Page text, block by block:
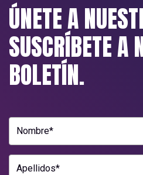
ÚNETE A
SUSCRÍBETE A
BOLETÍN.
Nombre*
Apellidos*